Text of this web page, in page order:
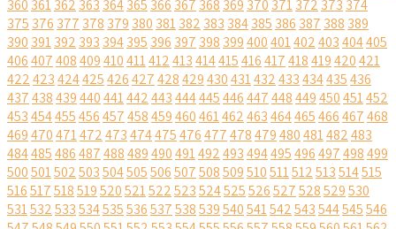
360 361362 363 364365 366 367 368 369 370 371372 373 374
375 376 377 378 379 380 381382 383 384385 386 387 388 389
390 391392 393 394395 396 397 398 399400401402403404405
406407408409410411412413414415416417418419420421
422423424425426427428429430431432433434435436
437438439440441442443444445446447448449450451452
453454455456457458459460461462463464465466467468
469470471472473474475476477478479480481482483
484485486487488489490491492493494495496497498499
500501502503504505506507508509510511512513514515
516517518519520521522523524525526527528529530
531532533534535536537538539540541542543544545546